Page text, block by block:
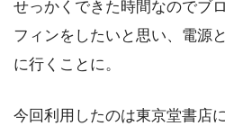
せっかくできた時間なのでブ
フィンをしたいと思い、電源
に行くことに。
今回利用したのは東京堂書店